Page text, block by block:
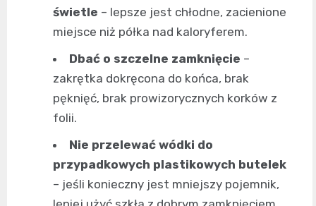
świetle – lepsze jest chłodne, zacienione
miejsce niż półka nad kaloryferem.
Dbać o szczelne zamknięcie –
zakrętka dokręcona do końca, brak
pęknięć, brak prowizorycznych korków z
folii.
Nie przelewać wódki do
przypadkowych plastikowych butelek
– jeśli konieczny jest mniejszy pojemnik,